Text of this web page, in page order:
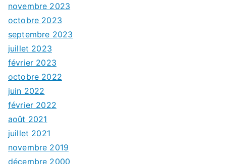
novembre 2023
octobre 2023
septembre 2023
juillet 2023
février 2023
octobre 2022
juin 2022
février 2022
août 2021
juillet 2021
novembre 2019
décembre 2000